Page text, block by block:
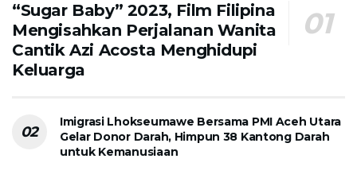
“Sugar Baby” 2023, Film Filipina
Mengisahkan Perjalanan Wanita
Cantik Azi Acosta Menghidupi
Keluarga
Imigrasi Lhokseumawe Bersama PMI Aceh Utara
Gelar Donor Darah, Himpun 38 Kantong Darah
untuk Kemanusiaan